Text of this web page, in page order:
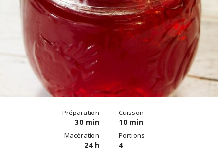
Préparation
30 min
Cuisson
10 min
Macération
24 h
Portions
4